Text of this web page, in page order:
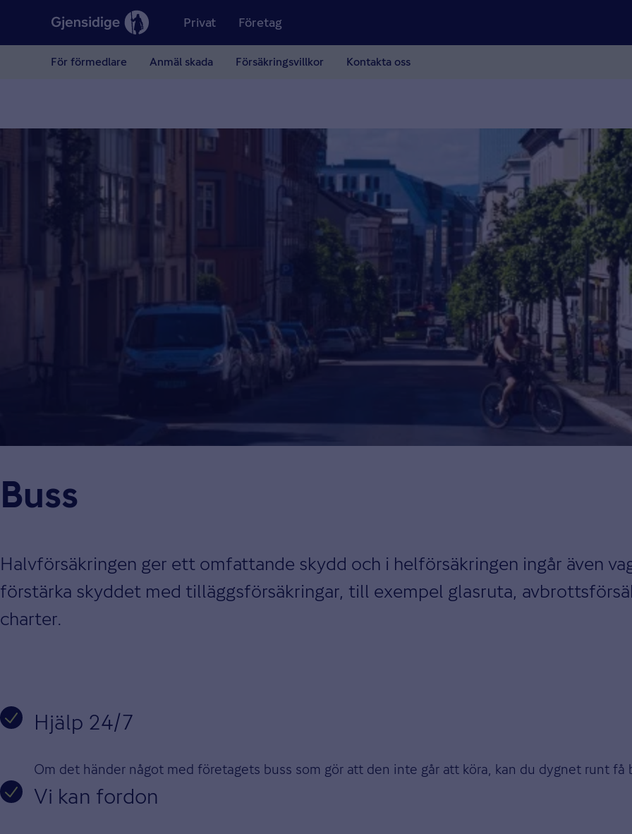
Privat Företag
För förmedlare Anmäl skada Försäkringsvillkor Kontakta oss
Buss
Halvförsäkringen ger ett omfattande skydd och i helförsäkringen ingår även
förstärka skyddet med tilläggsförsäkringar, till exempel glasruta,
charter.
Hjälp 24/7
Om det händer något med företagets buss som gör att den inte går att köra, kan du dygnet runt
Vi kan fordon